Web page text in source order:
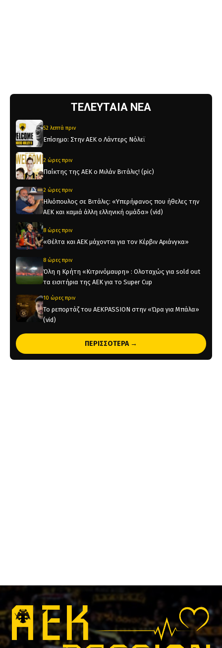
ΤΕΛΕΥΤΑΙΑ ΝΕΑ
52 λεπτά πριν
Επίσημο: Στην ΑΕΚ ο Λάντερς Νόλεϊ
2 ώρες πριν
Παίκτης της ΑΕΚ ο Μιλάν Βιτάλις! (pic)
2 ώρες πριν
Ηλιόπουλος σε Βιτάλις: «Υπερήφανος που ήθελες την
ΑΕΚ και καμιά άλλη ελληνική ομάδα» (vid)
8 ώρες πριν
«Θέλτα και ΑΕΚ μάχονται για τον Κέρβιν Αριάνγκα»
8 ώρες πριν
Όλη η Κρήτη «Κιτρινόμαυρη» : Ολοταχώς για sold out
τα εισιτήρια της ΑΕΚ για το Super Cup
10 ώρες πριν
Το ρεπορτάζ του AEKPASSION στην «Ώρα για Μπάλα»
(vid)
21 ώρες πριν
Φιλικό με την Athens Kallithea με ελεύθερη είσοδο στην
ΠΕΡΙΣΣΟΤΕΡΑ →